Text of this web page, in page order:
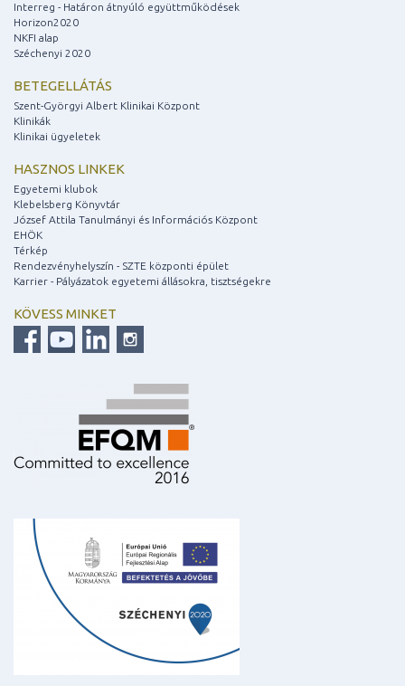
Interreg - Határon átnyúló együttműködések
Horizon2020
NKFI alap
Széchenyi 2020
BETEGELLÁTÁS
Szent-Györgyi Albert Klinikai Központ
Klinikák
Klinikai ügyeletek
HASZNOS LINKEK
Egyetemi klubok
Klebelsberg Könyvtár
József Attila Tanulmányi és Információs Központ
EHÖK
Térkép
Rendezvényhelyszín - SZTE központi épület
Karrier - Pályázatok egyetemi állásokra, tisztségekre
KÖVESS MINKET